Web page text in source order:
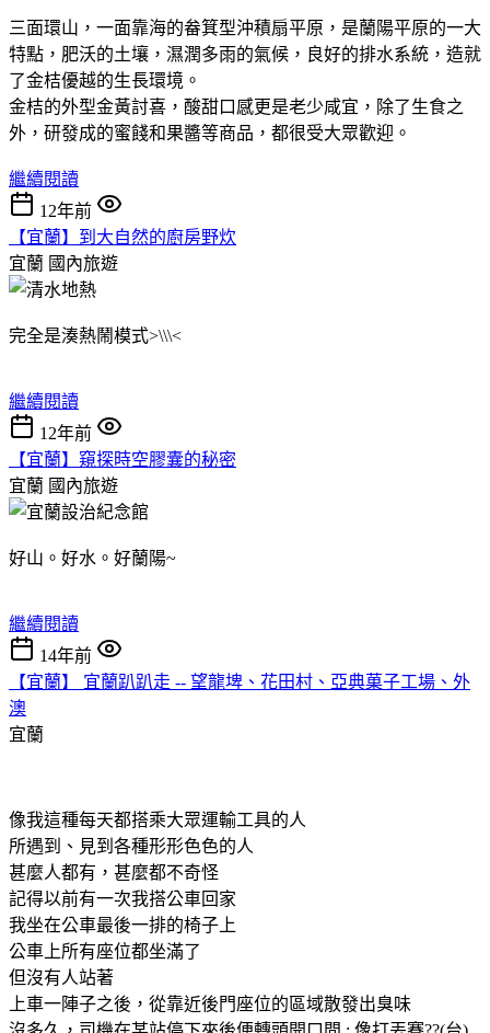
三面環山，一面靠海的畚箕型沖積扇平原，是蘭陽平原的一大
特點，肥沃的土壤，濕潤多雨的氣候，良好的排水系統，造就
了金桔優越的生長環境。
金桔的外型金黃討喜，酸甜口感更是老少咸宜，除了生食之
外，研發成的蜜餞和果醬等商品，都很受大眾歡迎。
繼續閱讀
12年前
【宜蘭】到大自然的廚房野炊
宜蘭 國內旅遊
完全是湊熱鬧模式>\\\<
繼續閱讀
12年前
【宜蘭】窺探時空膠囊的秘密
宜蘭 國內旅遊
好山。好水。好蘭陽~
繼續閱讀
14年前
【宜蘭】 宜蘭趴趴走 -- 望龍埤、花田村、亞典菓子工場、外
澳
宜蘭
像我這種每天都搭乘大眾運輸工具的人
所遇到、見到各種形形色色的人
甚麼人都有，甚麼都不奇怪
記得以前有一次我搭公車回家
我坐在公車最後一排的椅子上
公車上所有座位都坐滿了
但沒有人站著
上車一陣子之後，從靠近後門座位的區域散發出臭味